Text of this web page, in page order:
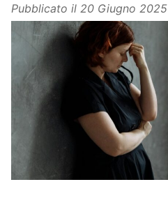
Pubblicato il 20 Giugno 2025